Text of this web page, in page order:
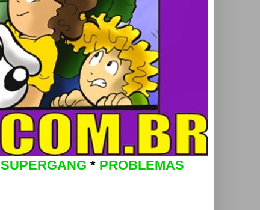
SUPERGANG * PROBLEMAS